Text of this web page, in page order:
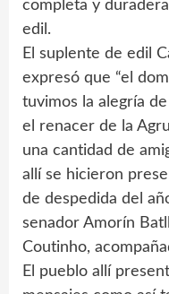
completa y
edil.
El suplente de edil
expresó que “el
tuvimos la alegría
el renacer de la
una cantidad de
allí se hicieron
de despedida del
senador Amorín
Coutinho,
El pueblo allí